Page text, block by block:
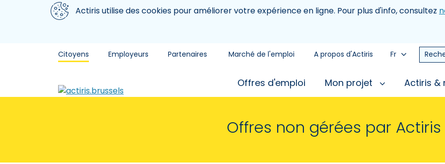
Aller au contenu principal
Nous utilisons des cookiesActiris utilise des cookies pour améliorer votre expérience en ligne. Pour plus d'info, consultez
Citoyens Employeurs Partenaires Marché de l'emploi A propos d'Actiris Fr
Offres d'emploi Mon projet Actiris
Offres non gérées par Actiris